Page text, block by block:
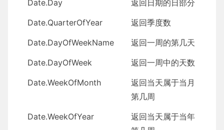
Date.Day
返回日期的日部分
Date.QuarterOfYear
返回季度数
Date.DayOfWeekName
返回一周的第几天
Date.DayOfWeek
返回一周中的天数
Date.WeekOfMonth
返回当天属于当月
第几周
Date.WeekOfYear
返回当天属于当年